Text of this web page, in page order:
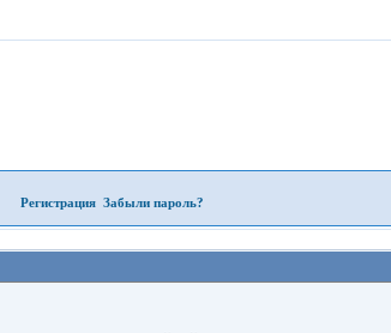
Регистрация Забыли пароль?